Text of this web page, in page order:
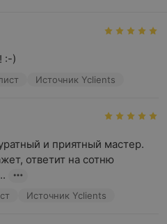
:-)
Источник Yclients
и приятный мастер.
ответит на сотню
Источник Yclients